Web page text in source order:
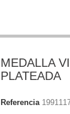
MEDALLA
PLATEADA
Referencia